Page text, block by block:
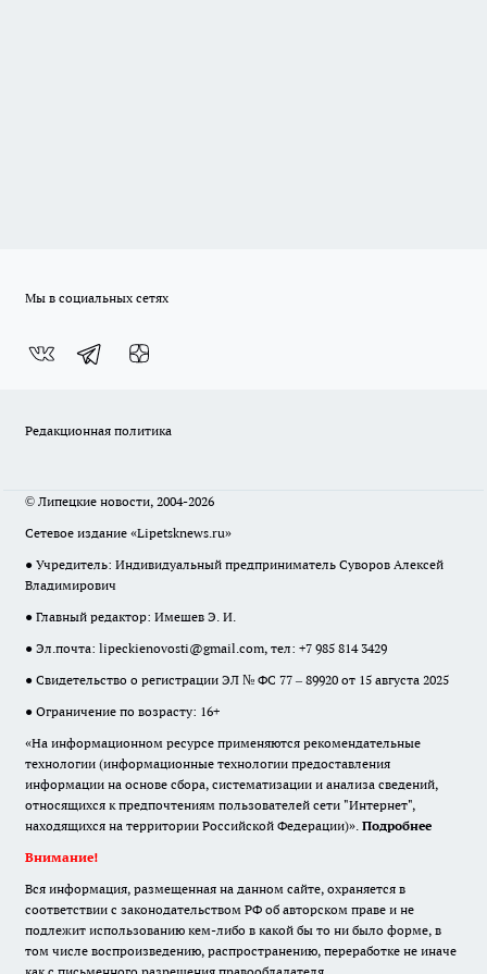
Мы в социальных сетях
Редакционная политика
© Липецкие новости, 2004-2026
Сетевое издание «Lipetsknews.ru»
● Учредитель: Индивидуальный предприниматель Суворов Алексей
Владимирович
● Главный редактор: Имешев Э. И.
● Эл.почта: lipeckienovosti@gmail.com, тел: +7 985 814 3429
● Свидетельство о регистрации ЭЛ № ФС 77 – 89920 от 15 августа 2025
● Ограничение по возрасту: 16+
«На информационном ресурсе применяются рекомендательные
технологии (информационные технологии предоставления
информации на основе сбора, систематизации и анализа сведений,
относящихся к предпочтениям пользователей сети "Интернет",
находящихся на территории Российской Федерации)». Подробнее
Внимание!
Вся информация, размещенная на данном сайте, охраняется в
соответствии с законодательством РФ об авторском праве и не
подлежит использованию кем-либо в какой бы то ни было форме, в
том числе воспроизведению, распространению, переработке не иначе